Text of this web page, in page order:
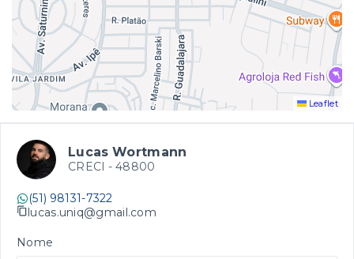
Leaflet
Lucas Wortmann
CRECI - 48800
(51) 98131-7322
lucas.uniq@gmail.com
Nome